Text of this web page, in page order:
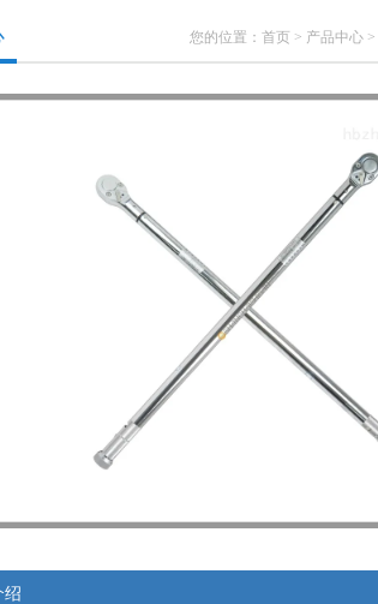
您的位置： 首页 > 产品中心 >
绍